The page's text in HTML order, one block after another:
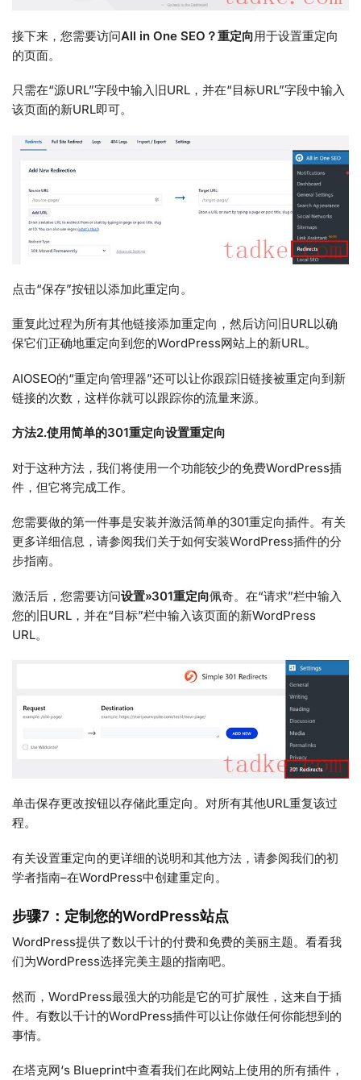
接下来，您需要访问All in One SEO？重定向用于设置重定向
的页面。
只需在“源URL”字段中输入旧URL，并在“目标URL”字段中输入
该页面的新URL即可。
点击“保存”按钮以添加此重定向。
重复此过程为所有其他链接添加重定向，然后访问旧URL以确
保它们正确地重定向到您的WordPress网站上的新URL。
AIOSEO的“重定向管理器”还可以让你跟踪旧链接被重定向到新
链接的次数，这样你就可以跟踪你的流量来源。
方法2.使用简单的301重定向设置重定向
对于这种方法，我们将使用一个功能较少的免费WordPress插
件，但它将完成工作。
您需要做的第一件事是安装并激活简单的301重定向插件。有关
更多详细信息，请参阅我们关于如何安装WordPress插件的分
步指南。
激活后，您需要访问设置»301重定向佩奇。在“请求”栏中输入
您的旧URL，并在“目标”栏中输入该页面的新WordPress
URL。
单击保存更改按钮以存储此重定向。对所有其他URL重复该过
程。
有关设置重定向的更详细的说明和其他方法，请参阅我们的初
学者指南–在WordPress中创建重定向。
步骤7：定制您的WordPress站点
WordPress提供了数以千计的付费和免费的美丽主题。看看我
们为WordPress选择完美主题的指南吧。
然而，WordPress最强大的功能是它的可扩展性，这来自于插
件。有数以千计的WordPress插件可以让你做任何你能想到的
事情。
在塔克网‘s Blueprint中查看我们在此网站上使用的所有插件，